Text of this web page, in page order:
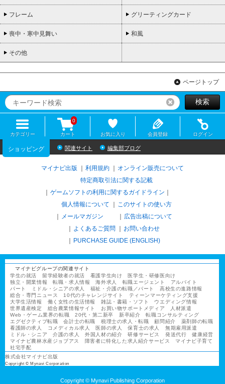
フレーム グリーティングカード
喪中・寒中見舞い 和風
その他
ページトップ
リセット検索
カテゴリー カート
0
お気に入り 会員登録 ログイン
ショッピング 関連サイト 編集部ブログ
マイナビ出版 利用規約
オンライン販売について
特定商取引法に関する記載
ゲームソフトの利用に関するガイドライン
個人情報について
このサイトの使い方
メールマガジン
広告出稿について
よくあるご質問
お問い合わせ
PURCHASE GUIDE (ENGLISH)
マイナビグループの関連サイト
学生の就活
留学経験者の就活 看護学生向け
医学生・研修医向け
独立・開業情報
転職・求人情報 海外求人 転職エージェント
アルバイト
パート
ミドル・シニアの求人 福祉・介護の転職／パート
高校生の進路情報
総合・専門ニュース
10代のチャレンジサイト
ティーンマーケティング支援
大学生活情報
働く女性の生活情報 雑誌・書籍・ソフト
ウエディング情報
世界遺産検定
総合農業情報サイト お買い物サポートメディア
人材派遣
Web・ゲーム業界の転職
20代・第二新卒 新卒紹介
転職コンサルティング
エグゼクティブ転職
会計士の転職 税理士の求人・転職 顧問紹介
薬剤師の転職
看護師の求人
コメディカル求人 医師の求人 保育士の求人
無期雇用派遣
ミドル・シニア
介護の求人 外国人材の紹介 研修サービス 発送代行
健康経営
マイナビ農林水産ジョブアス
障害者に特化した求人紹介サービス
マイナビ子育て
社宅手配
株式会社マイナビ出版
Copyright © Mynavi Corporation
Copyright © Mynavi Publishing Corporation